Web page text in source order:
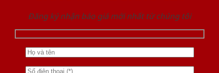
Đăng ký nhận báo giá mới nhất từ chúng tôi